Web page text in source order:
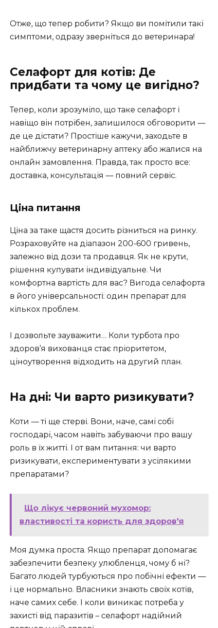
Отже, що тепер робити? Якщо ви помітили такі
симптоми, одразу зверніться до ветеринара!
Селафорт для котів: Де
придбати та чому це вигідно?
Тепер, коли зрозуміло, що таке селафорт і
навіщо він потрібен, залишилося обговорити —
де це дістати? Простіше кажучи, заходьте в
найближчу ветеринарну аптеку або жалися на
онлайн замовлення. Правда, так просто все:
доставка, консультація — повний сервіс.
Ціна питання
Ціна за таке щастя досить різниться на ринку.
Розраховуйте на діапазон 200-600 гривень,
залежно від дози та продавця. Як не крути,
рішення купувати індивідуальне. Чи
комфортна вартість для вас? Вигода селафорта
в його універсальності: один препарат для
кількох проблем.
І дозвольте зауважити… Коли турбота про
здоров’я вихованця стає пріоритетом,
ціноутворення відходить на другий план.
На дні: Чи варто ризикувати?
Коти — ті ще стерві. Вони, наче, самі собі
господарі, часом навіть забуваючи про вашу
роль в їх житті. І от вам питання: чи варто
ризикувати, експериментувати з усілякими
препаратами?
Що лікує червоний мухомор:
властивості та користь для здоров'я
Моя думка проста. Якщо препарат допомагає
забезпечити безпеку улюбленця, чому б ні?
Багато людей турбуються про побічні ефекти —
і це нормально. Власники знають своїх котів,
наче самих себе. І коли виникає потреба у
захисті від паразитів – селафорт надійний